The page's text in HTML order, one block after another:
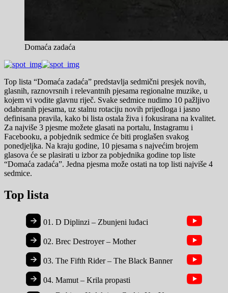
Domaća zadaća
Top lista “Domaća zadaća” predstavlja sedmični presjek novih,
glasnih, raznovrsnih i relevantnih pjesama regionalne muzike, u
kojem vi vodite glavnu riječ. Svake sedmice nudimo 10 pažljivo
odabranih pjesama, uz stalnu rotaciju novih prijedloga i jasno
definisana pravila, kako bi lista ostala živa i fokusirana na kvalitet.
Za najviše 3 pjesme možete glasati na portalu, Instagramu i
Facebooku, a pobjednik sedmice će biti proglašen svakog
ponedjeljka. Na kraju godine, 10 pjesama s najvećim brojem
glasova će se plasirati u izbor za pobjednika godine top liste
“Domaća zadaća”. Jedna pjesma može ostati na top listi najviše 4
sedmice.
Top lista
01. D Diplinzi – Zbunjeni luđaci
02. Brec Destroyer – Mother
03. The Fifth Rider – The Black Banner
04. Mamut – Krila propasti